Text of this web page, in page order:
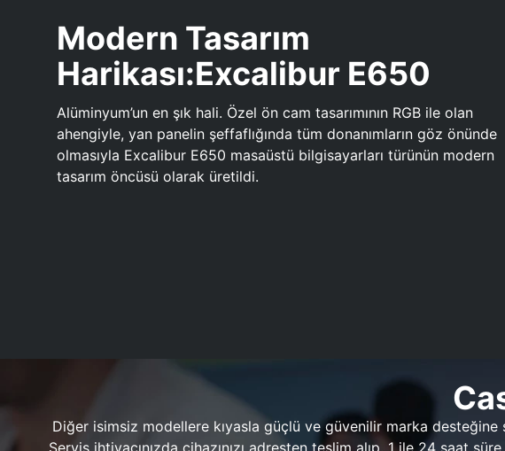
Modern Tasarım
Harikası:Excalibur E650
Alüminyum’un en şık hali. Özel ön cam tasarımının RGB ile olan
ahengiyle, yan panelin şeffaflığında tüm donanımların göz önünde
olmasıyla Excalibur E650 masaüstü bilgisayarları türünün modern
tasarım öncüsü olarak üretildi.
Diğer isimsiz modellere kıyasla güçlü ve güvenilir marka
Servis ihtiyacınızda cihazınızı adresten teslim alıp, 1 ile 24 saat